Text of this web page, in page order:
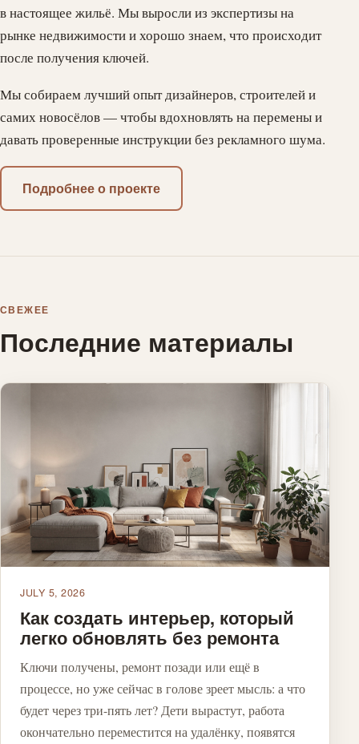
в настоящее жильё. Мы выросли из экспертизы на
рынке недвижимости и хорошо знаем, что происходит
после получения ключей.
Мы собираем лучший опыт дизайнеров, строителей и
самих новосёлов — чтобы вдохновлять на перемены и
давать проверенные инструкции без рекламного шума.
Подробнее о проекте
СВЕЖЕЕ
Последние материалы
JULY 5, 2026
Как создать интерьер, который
легко обновлять без ремонта
Ключи получены, ремонт позади или ещё в
процессе, но уже сейчас в голове зреет мысль: а что
будет через три-пять лет? Дети вырастут, работа
окончательно переместится на удалёнку, появятся